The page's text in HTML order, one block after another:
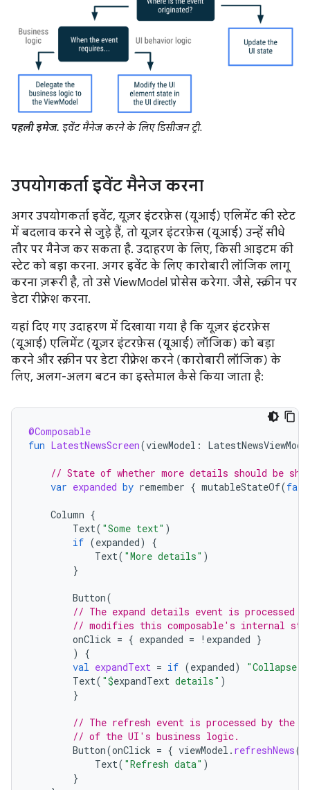
पहली इमेज. इवेंट मैनेज करने के लिए डिसीजन ट्री.
उपयोगकर्ता इवेंट मैनेज करना
अगर उपयोगकर्ता इवेंट, यूज़र इंटरफ़ेस (यूआई) एलिमेंट की स्टेट
में बदलाव करने से जुड़े हैं, तो यूज़र इंटरफ़ेस (यूआई) उन्हें सीधे
तौर पर मैनेज कर सकता है. उदाहरण के लिए, किसी आइटम की
स्टेट को बड़ा करना. अगर इवेंट के लिए कारोबारी लॉजिक लागू
करना ज़रूरी है, तो उसे ViewModel प्रोसेस करेगा. जैसे, स्क्रीन पर
डेटा रीफ़्रेश करना.
यहां दिए गए उदाहरण में दिखाया गया है कि यूज़र इंटरफ़ेस
(यूआई) एलिमेंट (यूज़र इंटरफ़ेस (यूआई) लॉजिक) को बड़ा
करने और स्क्रीन पर डेटा रीफ़्रेश करने (कारोबारी लॉजिक) के
लिए, अलग-अलग बटन का इस्तेमाल कैसे किया जाता है:
@Composable
fun LatestNewsScreen(viewModel :
// State of whether more details should be
var expanded by remember { mutableStateOf(
Column {
Text( "Some text" )
if (expanded)
{
Text( "More details" )
}
Button(
// The expand details event is processed
// modifies this composable's internal
onClick = { expanded = ! expanded }
)
{
val expandText = if (expanded) "Collapse"
Text( "$expandText details" )
}
// The refresh event is processed by the
// of the UI's business logic.
Button(onClick = { viewModel . refreshNews()
Text( "Refresh data" )
}